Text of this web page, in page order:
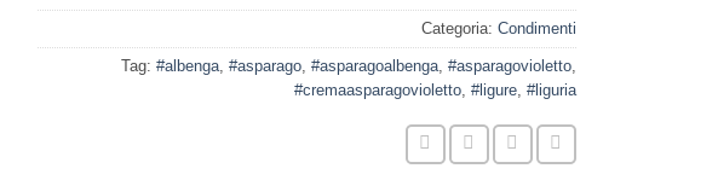
Categoria: Condimenti
Tag: #albenga, #asparago, #asparagoalbenga, #asparagovioletto,
#cremaasparagovioletto, #ligure, #liguria